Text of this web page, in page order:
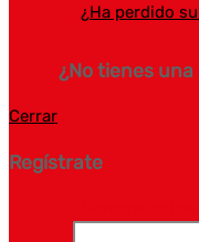
¿Ha perdido
¿No tienes
Cerrar
Regístrate